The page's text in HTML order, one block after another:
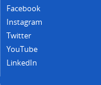
Facebook
Instagram
Twitter
YouTube
LinkedIn